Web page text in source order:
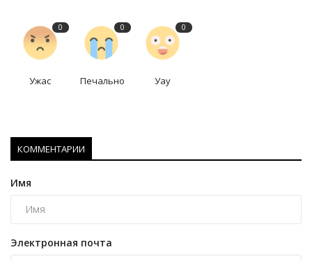
0
Ужас
0
Печально
0
Уау
КОММЕНТАРИИ
Имя
Электронная почта